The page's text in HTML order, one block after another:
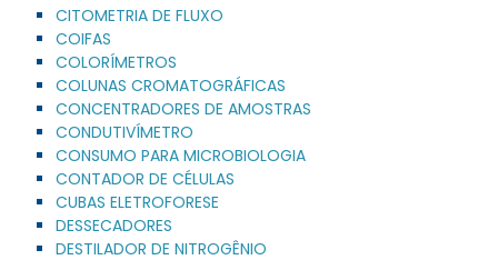
CITOMETRIA DE FLUXO
COIFAS
COLORÍMETROS
COLUNAS CROMATOGRÁFICAS
CONCENTRADORES DE AMOSTRAS
CONDUTIVÍMETRO
CONSUMO PARA MICROBIOLOGIA
CONTADOR DE CÉLULAS
CUBAS ELETROFORESE
DESSECADORES
DESTILADOR DE NITROGÊNIO